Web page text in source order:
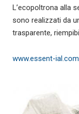
L’ecopoltrona alla
sono realizzati da
trasparente,
www.essent-ial.com